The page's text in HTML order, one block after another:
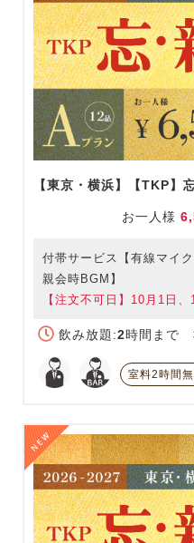
【東京・横浜】【TKP】
お一人様
付帯サービス【有線マイ
親会時BGM】
【注文不可日】10月1日、
飲み放題:2時間まで
室料2時間